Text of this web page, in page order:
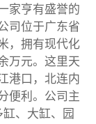
家亨有盛誉的
司位于广东省
，拥有现代化
万元。这里天
港口，北连内
便利。公司主
、大缸、园